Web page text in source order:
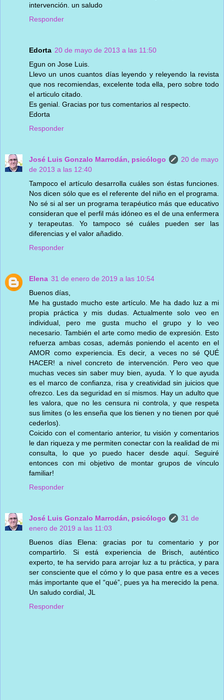
intervención. un saludo
Responder
Edorta 20 de mayo de 2013 a las 11:50
Egun on Jose Luis.
Llevo un unos cuantos días leyendo y releyendo la revista
que nos recomiendas, excelente toda ella, pero sobre todo
el articulo citado.
Es genial. Gracias por tus comentarios al respecto.
Edorta
Responder
José Luis Gonzalo Marrodán, psicólogo
20 de mayo
de 2013 a las 12:40
Tampoco el artículo desarrolla cuáles son éstas funciones.
Nos dicen sólo que es el referente del niño en el programa.
No sé si al ser un programa terapéutico más que educativo
consideran que el perfil más idóneo es el de una enfermera
y terapeutas. Yo tampoco sé cuáles pueden ser las
diferencias y el valor añadido.
Responder
Elena 31 de enero de 2019 a las 10:54
Buenos días,
Me ha gustado mucho este artículo. Me ha dado luz a mi
propia práctica y mis dudas. Actualmente solo veo en
individual, pero me gusta mucho el grupo y lo veo
necesario. También el arte como medio de expresión. Esto
refuerza ambas cosas, además poniendo el acento en el
AMOR como experiencia. Es decir, a veces no sé QUÉ
HACER! a nivel concreto de intervención. Pero veo que
muchas veces sin saber muy bien, ayuda. Y lo que ayuda
es el marco de confianza, risa y creatividad sin juicios que
ofrezco. Les da seguridad en sí mismos. Hay un adulto que
les valora, que no les censura ni controla, y que respeta
sus limites (o les enseña que los tienen y no tienen por qué
cederlos).
Coicido con el comentario anterior, tu visión y comentarios
le dan riqueza y me permiten conectar con la realidad de mi
consulta, lo que yo puedo hacer desde aquí. Seguiré
entonces con mi objetivo de montar grupos de vínculo
familiar!
Responder
José Luis Gonzalo Marrodán, psicólogo
31 de
enero de 2019 a las 11:03
Buenos días Elena: gracias por tu comentario y por
compartirlo. Si está experiencia de Brisch, auténtico
experto, te ha servido para arrojar luz a tu práctica, y para
ser consciente que el cómo y lo que pasa entre es a veces
más importante que el “qué”, pues ya ha merecido la pena.
Un saludo cordial, JL
Responder